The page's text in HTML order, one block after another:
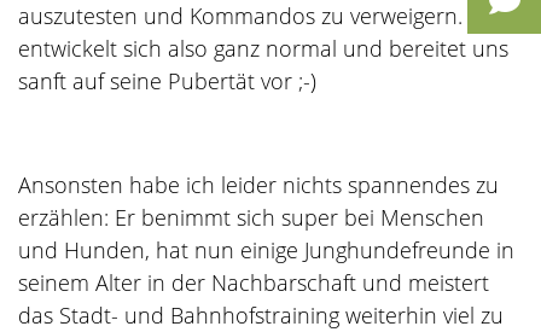
auszutesten und Kommandos zu verweigern. Er
entwickelt sich also ganz normal und bereitet uns
sanft auf seine Pubertät vor ;-)
Ansonsten habe ich leider nichts spannendes zu
erzählen: Er benimmt sich super bei Menschen
und Hunden, hat nun einige Junghundefreunde in
seinem Alter in der Nachbarschaft und meistert
das Stadt- und Bahnhofstraining weiterhin viel zu